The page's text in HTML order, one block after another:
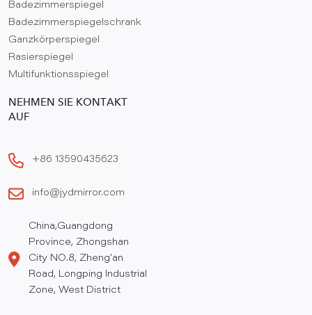
Badezimmerspiegel
Badezimmerspiegelschrank
Ganzkörperspiegel
Rasierspiegel
Multifunktionsspiegel
NEHMEN SIE KONTAKT
AUF
+86 13590435623
info@jydmirror.com
China,Guangdong
Province, Zhongshan
City NO.8, Zheng'an
Road, Longping Industrial
Zone, West District